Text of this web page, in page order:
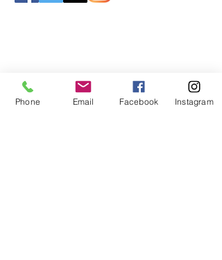
Phone Email Facebook Instagram